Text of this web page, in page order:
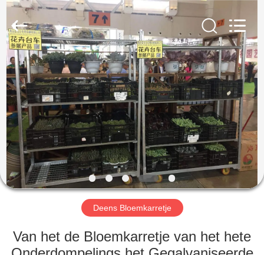
HUIS
PRODUCTEN
VIDEO'S
OVER
ONS
FABRIEKSTOCHT
Nobler
Co., Ltd. .
Rights
Reserved.
Deens Bloemkarretje
Van het de Bloemkarretje van het hete